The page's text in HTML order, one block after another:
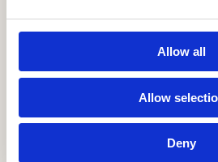
Allow all
Allow
Deny
Vrije keuze, ook met polis
U bent nergens aan gebonden.